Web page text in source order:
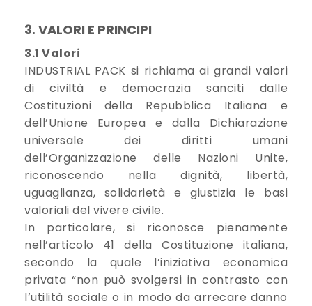
3. VALORI E PRINCIPI
3.1 Valori
INDUSTRIAL PACK si richiama ai grandi valori
di civiltà e democrazia sanciti dalle
Costituzioni della Repubblica Italiana e
dell’Unione Europea e dalla Dichiarazione
universale dei diritti umani
dell’Organizzazione delle Nazioni Unite,
riconoscendo nella dignità, libertà,
uguaglianza, solidarietà e giustizia le basi
valoriali del vivere civile.
In particolare, si riconosce pienamente
nell’articolo 41 della Costituzione italiana,
secondo la quale l’iniziativa economica
privata “non può svolgersi in contrasto con
l’utilità sociale o in modo da arrecare danno